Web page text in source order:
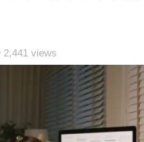
2,441 views